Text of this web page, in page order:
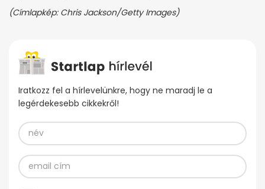
(Címlapkép: Chris Jackson/Getty Images)
Iratkozz fel a hírlevelünkre, hogy ne maradj le a
legérdekesebb cikkekről!